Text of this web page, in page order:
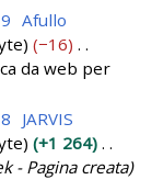
Afullo
−16
da web per
JARVIS
+1 264
- Pagina creata